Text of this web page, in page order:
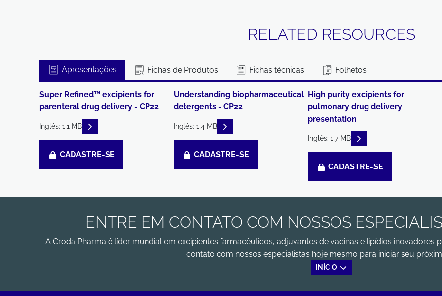
RELATED RESOURCES
Apresentações Fichas de Produtos Fichas técnicas Folhetos
Super Refined™ excipients for
parenteral drug delivery - CP22
Inglês: 1,1 MB READ DESCRIPTIONS
CADASTRE-SE
Understanding biopharmaceutical
detergents - CP22
Inglês: 1,4 MB READ DESCRIPTIONS
CADASTRE-SE
High purity excipients for
pulmonary drug delivery
presentation
Inglês: 1,7 MB READ DESCRIPTIONS
CADASTRE-SE
ENTRE EM CONTATO COM NOSSOS
A Croda Pharma é líder mundial em excipientes farmacêuticos, adjuvantes de vacinas e lipídios inovadores
contato com nossos especialistas hoje mesmo para iniciar seu
INÍCIO